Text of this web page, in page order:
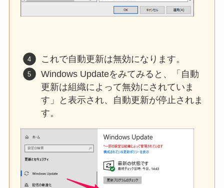
これで自動更新は無効になります。
Windows Updateをみてみると、「自動
更新は組織によって無効にされていま
す」と表示され、自動更新が停止されま
す。